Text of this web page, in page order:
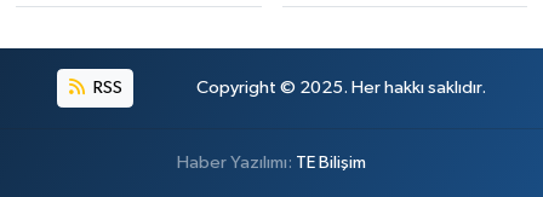
RSS Copyright © 2025. Her hakkı saklıdır.
Haber Yazılımı: TE Bilişim